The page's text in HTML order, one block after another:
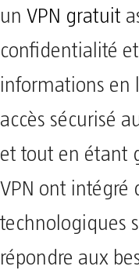
un VPN gratuit
confidentialité
informations en
accès sécurisé
et tout en étant
VPN ont intégré
technologiques
répondre aux